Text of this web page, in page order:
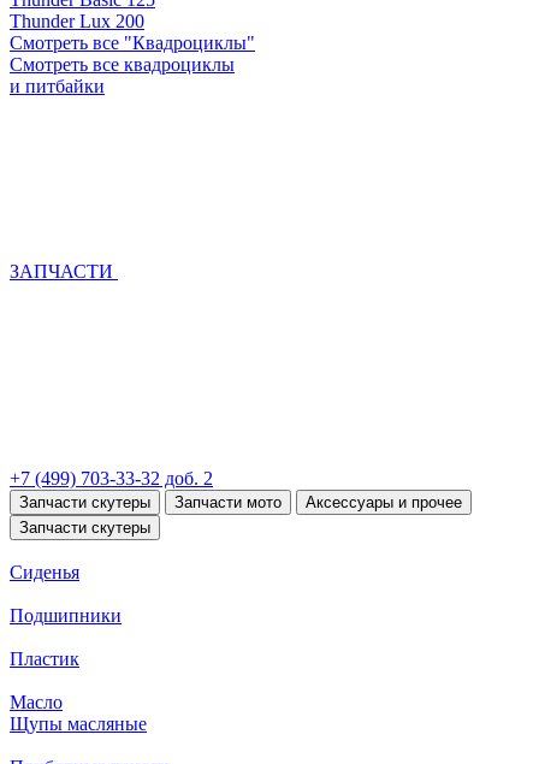
Thunder Lux 200
Смотреть все "Квадроциклы"
Смотреть все квадроциклы
и питбайки
ЗАПЧАСТИ
+7 (499) 703-33-32 доб. 2
Запчасти скутеры Запчасти мото
Аксессуары и прочее
Запчасти скутеры
Сиденья
Подшипники
Пластик
Масло
Щупы масляные